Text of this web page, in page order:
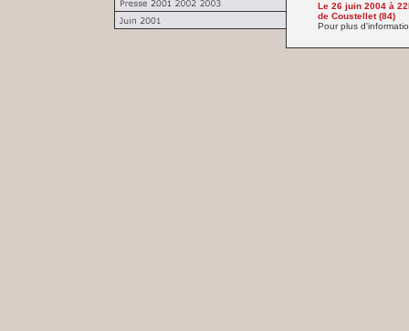
Le 26 juin 2004 à
de Coustellet (84)
Pour plus